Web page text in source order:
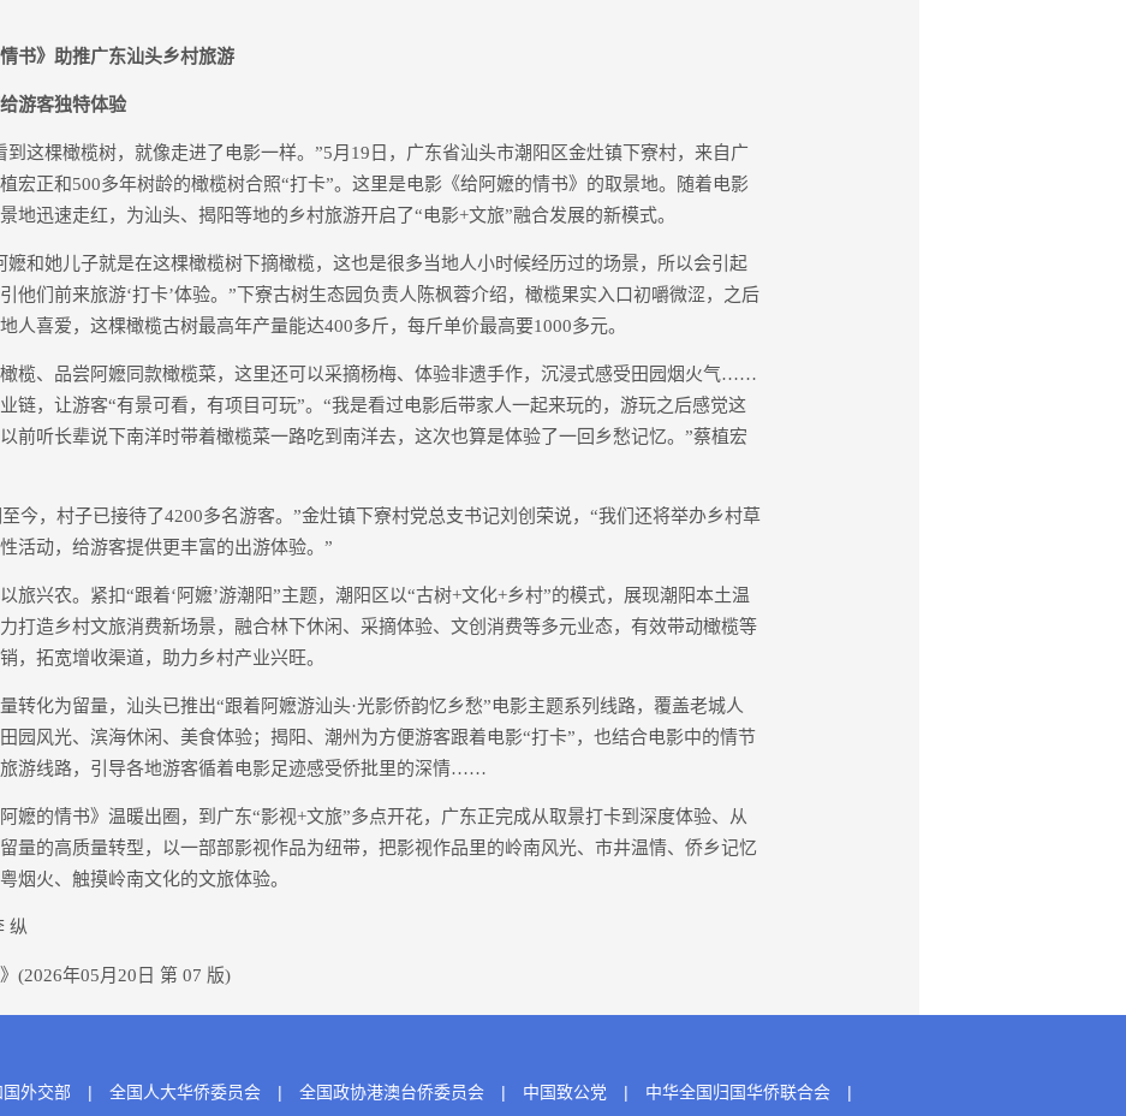
情书》助推广东汕头乡村旅游
游客独特体验
棵橄榄树，就像走进了电影一样。”5月19日，广东省汕头市潮阳区金灶镇下寮村，来自广
宏正和500多年树龄的橄榄树合照“打卡”。这里是电影《给阿嬷的情书》的取景地。随着电影
地迅速走红，为汕头、揭阳等地的乡村旅游开启了“电影+文旅”融合发展的新模式。
她儿子就是在这棵橄榄树下摘橄榄，这也是很多当地人小时候经历过的场景，所以会引起
他们前来旅游‘打卡’体验。”下寮古树生态园负责人陈枫蓉介绍，橄榄果实入口初嚼微涩，之后
人喜爱，这棵橄榄古树最高年产量能达400多斤，每斤单价最高要1000多元。
、品尝阿嬷同款橄榄菜，这里还可以采摘杨梅、体验非遗手作，沉浸式感受田园烟火气……
业链，让游客“有景可看，有项目可玩”。“我是看过电影后带家人一起来玩的，游玩之后感觉这
前听长辈说下南洋时带着橄榄菜一路吃到南洋去，这次也算是体验了一回乡愁记忆。”蔡植宏
，村子已接待了4200多名游客。”金灶镇下寮村党总支书记刘创荣说，“我们还将举办乡村草
活动，给游客提供更丰富的出游体验。”
兴农。紧扣“跟着‘阿嬷’游潮阳”主题，潮阳区以“古树+文化+乡村”的模式，展现潮阳本土温
打造乡村文旅消费新场景，融合林下休闲、采摘体验、文创消费等多元业态，有效带动橄榄等
，拓宽增收渠道，助力乡村产业兴旺。
化为留量，汕头已推出“跟着阿嬷游汕头·光影侨韵忆乡愁”电影主题系列线路，覆盖老城人
园风光、滨海休闲、美食体验；揭阳、潮州为方便游客跟着电影“打卡”，也结合电影中的情节
游线路，引导各地游客循着电影足迹感受侨批里的深情……
的情书》温暖出圈，到广东“影视+文旅”多点开花，广东正完成从取景打卡到深度体验、从
量的高质量转型，以一部部影视作品为纽带，把影视作品里的岭南风光、市井温情、侨乡记忆
烟火、触摸岭南文化的文旅体验。
纵
年05月20日 第 07 版)
外交部 | 全国人大华侨委员会 | 全国政协港澳台侨委员会 | 中国致公党 | 中华全国归国华侨联合会 |